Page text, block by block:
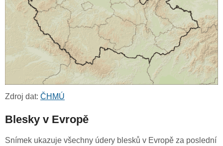
Zdroj dat: ČHMÚ
Blesky v Evropě
Snímek ukazuje všechny údery blesků v Evropě za poslední